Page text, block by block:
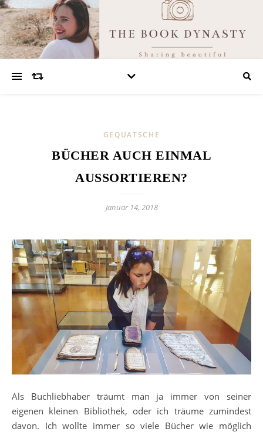
GEQUATSCHE
BÜCHER AUCH EINMAL
AUSSORTIEREN?
Januar 14, 2018
Als Buchliebhaber träumt man ja immer von seiner
eigenen kleinen Bibliothek, oder ich träume zumindest
davon. Ich wollte immer so viele Bücher wie möglich